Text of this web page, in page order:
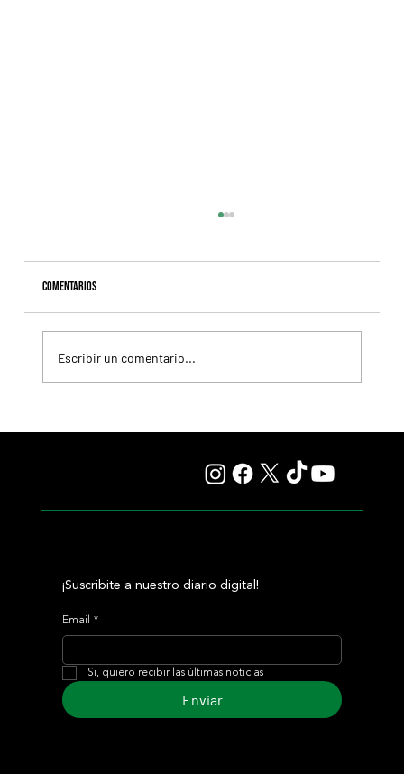
Comentarios
Escribir un comentario...
¡Suscribite a nuestro diario digital!
Email *
Si, quiero recibir las últimas noticias
Enviar